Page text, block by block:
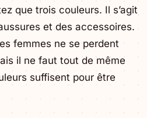
que trois couleurs. Il s’agit
et des accessoires.
femmes ne se perdent
il ne faut tout de même
suffisent pour être